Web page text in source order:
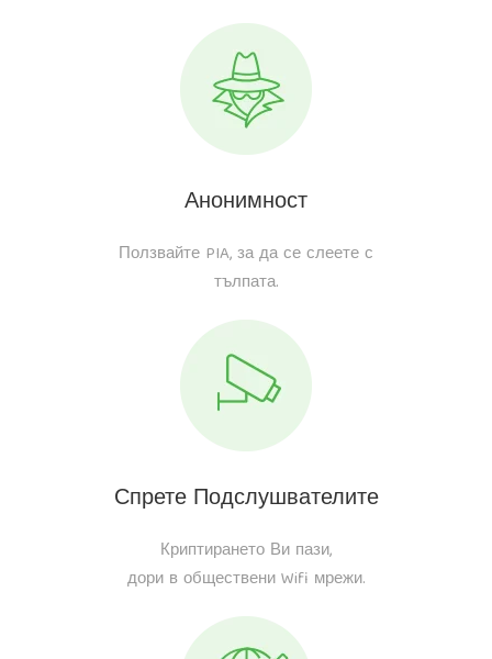
Анонимност
Ползвайте PIA, за да се слеете с
тълпата.
Спрете Подслушвателите
Криптирането Ви пази,
дори в обществени Wifi мрежи.